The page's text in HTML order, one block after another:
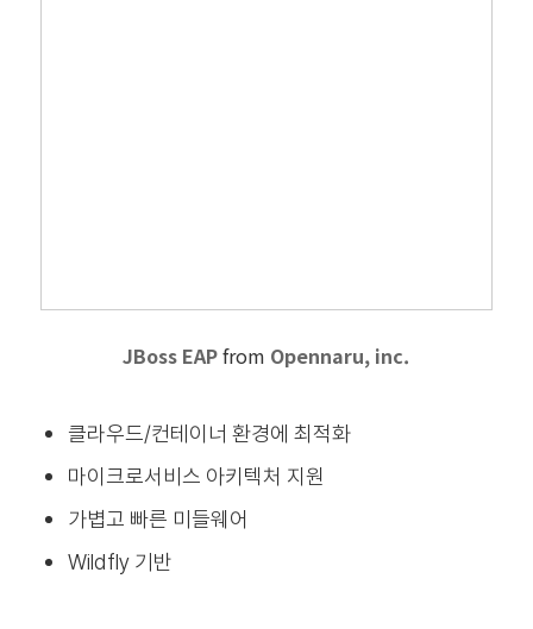
JBoss EAPfrom Opennaru, inc.
클라우드/컨테이너 환경에 최적화
마이크로서비스 아키텍처 지원
가볍고 빠른 미들웨어
Wildfly 기반